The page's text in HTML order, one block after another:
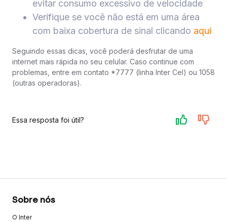
evitar consumo excessivo de velocidade
Verifique se você não está em uma área
com baixa cobertura de sinal clicando aqui
Seguindo essas dicas, você poderá desfrutar de uma
internet mais rápida no seu celular. Caso continue com
problemas, entre em contato *7777 (linha Inter Cel) ou 1058
(outras operadoras).
Essa resposta foi útil?
Sobre nós
O Inter